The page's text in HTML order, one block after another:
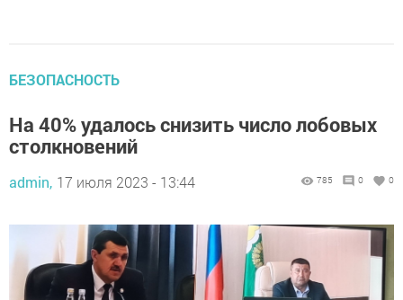
БЕЗОПАСНОСТЬ
На 40% удалось снизить число лобовых
столкновений
admin, 17 июля 2023 - 13:44 785 0 0